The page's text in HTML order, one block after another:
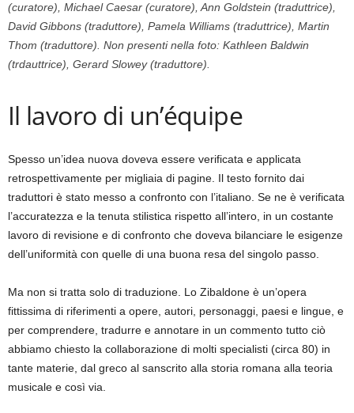
(curatore), Michael Caesar (curatore), Ann Goldstein (traduttrice),
David Gibbons (traduttore), Pamela Williams (traduttrice), Martin
Thom (traduttore). Non presenti nella foto: Kathleen Baldwin
(trdauttrice), Gerard Slowey (traduttore).
Il lavoro di un’équipe
Spesso un’idea nuova doveva essere verificata e applicata
retrospettivamente per migliaia di pagine. Il testo fornito dai
traduttori è stato messo a confronto con l’italiano. Se ne è verificata
l’accuratezza e la tenuta stilistica rispetto all’intero, in un costante
lavoro di revisione e di confronto che doveva bilanciare le esigenze
dell’uniformità con quelle di una buona resa del singolo passo.
Ma non si tratta solo di traduzione. Lo Zibaldone è un’opera
fittissima di riferimenti a opere, autori, personaggi, paesi e lingue, e
per comprendere, tradurre e annotare in un commento tutto ciò
abbiamo chiesto la collaborazione di molti specialisti (circa 80) in
tante materie, dal greco al sanscrito alla storia romana alla teoria
musicale e così via.